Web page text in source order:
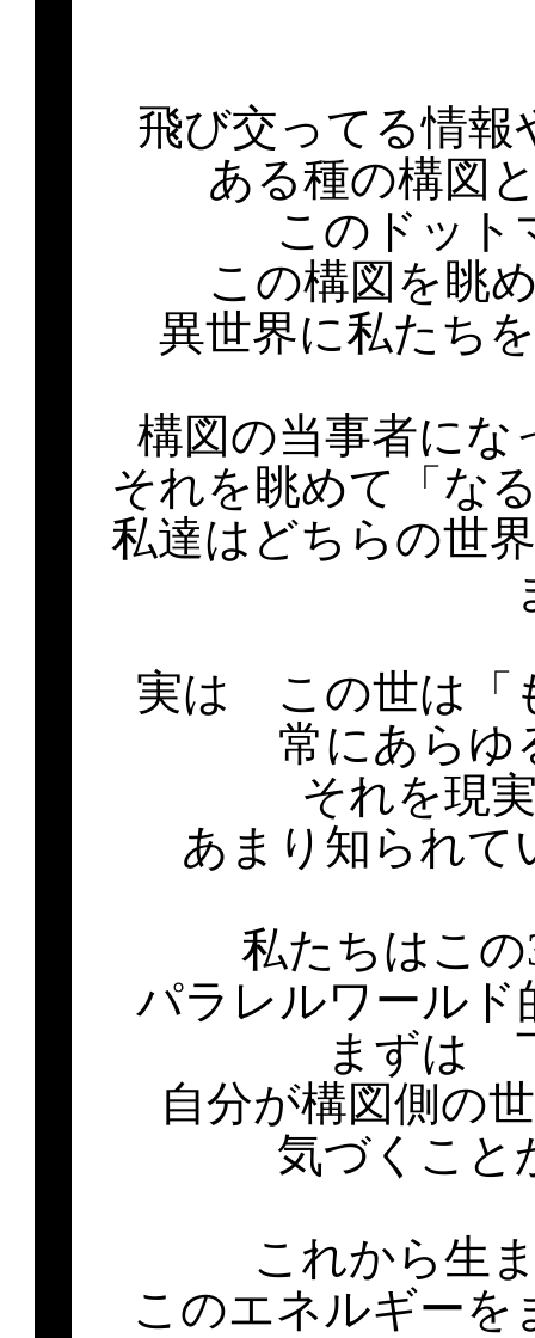
飛び交ってる情報
ある種の構図
このドット
この構図を眺
異世界に私たち
構図の当事者にな
それを眺めて「な
私達はどちらの世
実は この世は「
常にあらゆ
それを現
あまり知られて
私たちはこ
パラレルワールド
まずは
自分が構図側の
気づくこと
これから生
このエネルギー